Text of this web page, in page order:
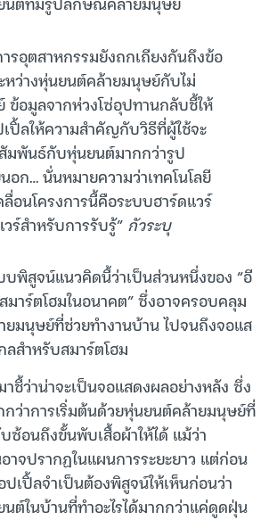
รอุตสาหกรรมยังถกเถียงกันถึงข้อ
หว่างหุ่นยนต์คล้ายมนุษย์กับไม่
ข้อมูลจากห่วงโซ่อุปทานกลับชี้ให้
เปิ้ลให้ความสำคัญกับวิธีที่ผู้ใช้จะ
มพันธ์กับหุ่นยนต์มากกว่ารูป
ก… นั่นหมายความว่าเทคโนโลยี
อนโครงการนี้คือระบบฮาร์ดแวร์
ร์สำหรับการรับรู้” กัวระบุ
บพิสูจน์แนวคิดนี้ว่าเป็นส่วนหนึ่งของ “อี
มาร์ตโฮมในอนาคต” ซึ่งอาจครอบคลุม
มนุษย์ที่ช่วยทำงานบ้าน ไปจนถึงจอแส
สำหรับสมาร์ตโฮม
ชี้ว่าน่าจะเป็นจอแสดงผลอย่างหลัง ซึ่ง
กว่าการเริ่มต้นด้วยหุ่นยนต์คล้ายมนุษย์ที่
ซ้อนถึงขั้นพับเสื้อผ้าให้ได้ แม้ว่า
จปรากฏในแผนการระยะยาว แต่ก่อน
เปิ้ลจำเป็นต้องพิสูจน์ให้เห็นก่อนว่า
ต์ในบ้านที่ทำอะไรได้มากกว่าแค่ดูดฝุ่น